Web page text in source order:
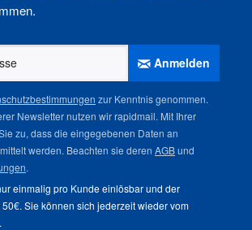
Anmelden
zur Kenntnis genommen.
Newsletter nutzen wir rapidmail. Mit Ihrer
zu, dass die eingegebenen Daten an
werden. Beachten sie deren AGBund
.
einmalig pro Kunde einlösbar und der
Sie können sich jederzeit wieder vom
.